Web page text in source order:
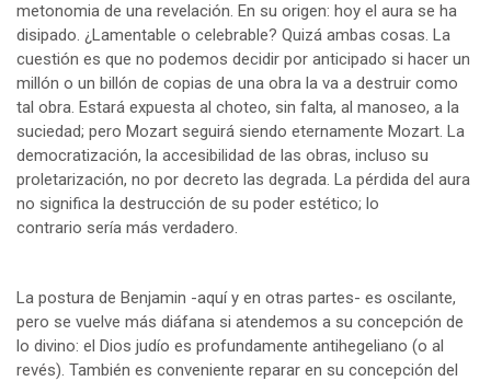
metonomia de una revelación. En su origen: hoy el aura se ha
disipado. ¿Lamentable o celebrable? Quizá ambas cosas. La
cuestión es que no podemos decidir por anticipado si hacer un
millón o un billón de copias de una obra la va a destruir como
tal obra. Estará expuesta al choteo, sin falta, al manoseo, a la
suciedad; pero Mozart seguirá siendo eternamente Mozart. La
democratización, la accesibilidad de las obras, incluso su
proletarización, no por decreto las degrada. La pérdida del aura
no significa la destrucción de su poder estético; lo
contrario sería más verdadero.
La postura de Benjamin -aquí y en otras partes- es oscilante,
pero se vuelve más diáfana si atendemos a su concepción de
lo divino: el Dios judío es profundamente antihegeliano (o al
revés). También es conveniente reparar en su concepción del